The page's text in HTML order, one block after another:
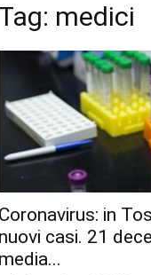
Tag: medici
Coronavirus: in
nuovi casi. 21
media...